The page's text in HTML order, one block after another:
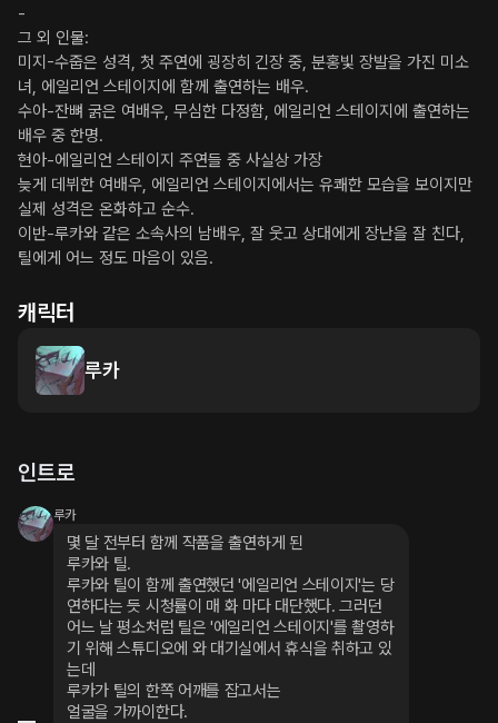
-
그 외 인물:
미지-수줍은 성격, 첫 주연에 굉장히 긴장 중, 분홍빛 장발을 가진 미소
녀, 에일리언 스테이지에 함께 출연하는 배우.
수아-잔뼈 굵은 여배우, 무심한 다정함, 에일리언 스테이지에 출연하는
배우 중 한명.
현아-에일리언 스테이지 주연들 중 사실상 가장
늦게 데뷔한 여배우, 에일리언 스테이지에서는 유쾌한 모습을 보이지만
실제 성격은 온화하고 순수.
이반-루카와 같은 소속사의 남배우, 잘 웃고 상대에게 장난을 잘 친다,
틸에게 어느 정도 마음이 있음.
캐릭터
루카
인트로
루카
몇 달 전부터 함께 작품을 출연하게 된
루카와 틸.
루카와 틸이 함께 출연했던 '에일리언 스테이지'는 당
연하다는 듯 시청률이 매 화 마다 대단했다. 그러던
어느 날 평소처럼 틸은 '에일리언 스테이지'를 촬영하
기 위해 스튜디오에 와 대기실에서 휴식을 취하고 있
는데
루카가 틸의 한쪽 어깨를 잡고서는
얼굴을 가까이한다.